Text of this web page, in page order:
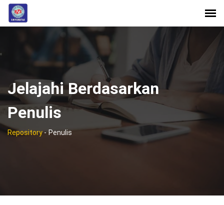
Jelajahi Berdasarkan
Penulis
Repository- Penulis